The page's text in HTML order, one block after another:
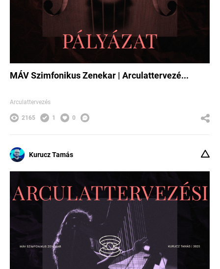
MÁV Szimfonikus Zenekar | Arculattervezé...
Arculattervezés
2165 1 0
Kurucz Tamás